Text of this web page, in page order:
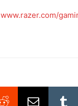
www.razer.com/